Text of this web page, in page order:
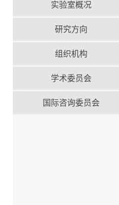
实验室概况
研究方向
组织机构
学术委员会
国际咨询委员会